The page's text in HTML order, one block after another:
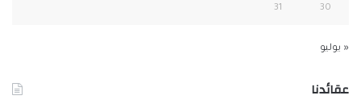
30
31
« يوليو
عقائدنا